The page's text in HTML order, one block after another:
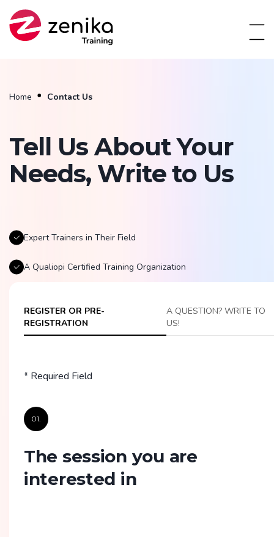
Home Contact Us
Tell Us About Your
Needs, Write to Us
Expert Trainers in Their Field
A Qualiopi Certified Training Organization
REGISTER OR PRE-
REGISTRATION
A QUESTION? WRITE TO
US!
* Required Field
01.
The session you are
interested in